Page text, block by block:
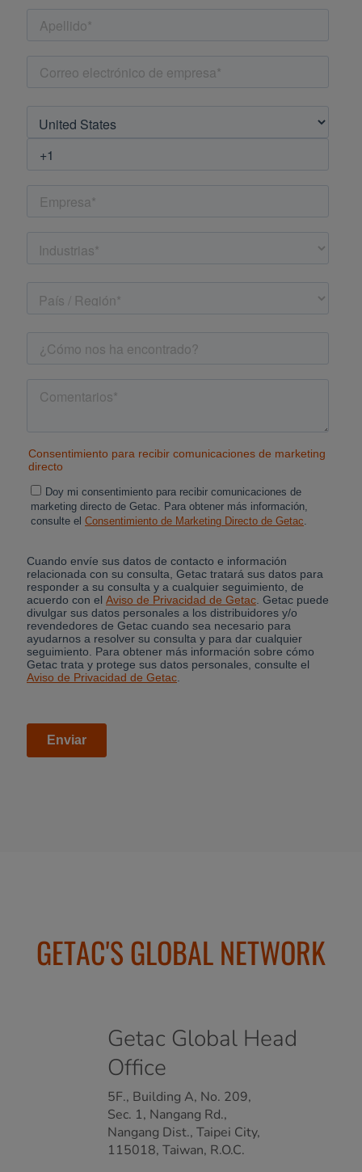
GETAC'S GLOBAL NETWORK
Getac Global Head
Office
5F., Building A, No. 209,
Sec. 1, Nangang Rd.,
Nangang Dist., Taipei City,
115018, Taiwan, R.O.C.